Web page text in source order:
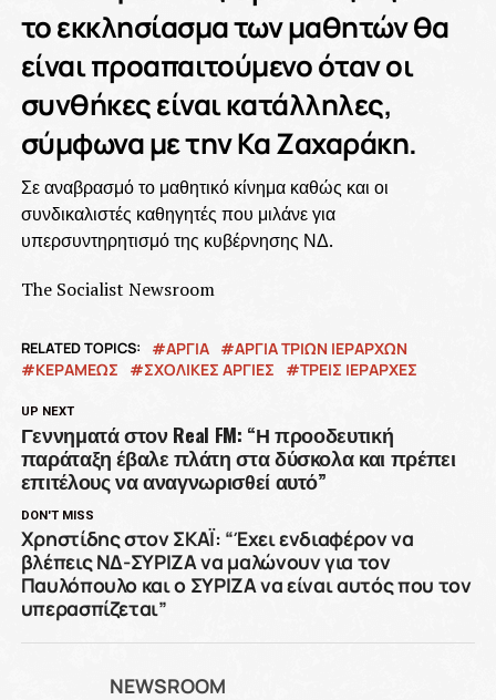
το εκκλησίασμα των μαθητών θα
είναι προαπαιτούμενο όταν οι
συνθήκες είναι κατάλληλες,
σύμφωνα με την Κα Ζαχαράκη.
Σε αναβρασμό το μαθητικό κίνημα καθώς και οι
συνδικαλιστές καθηγητές που μιλάνε για
υπερσυντηρητισμό της κυβέρνησης ΝΔ.
The Socialist Newsroom
RELATED TOPICS: ΑΡΓΙΑ
ΑΡΓΙΑ ΤΡΙΩΝ ΙΕΡΑΡΧΩΝ
ΚΕΡΑΜΕΩΣ
ΣΧΟΛΙΚΕΣ ΑΡΓΙΕΣ ΤΡΕΙΣ ΙΕΡΑΡΧΕΣ
UP NEXT
Γεννηματά στον Real FM: “Η προοδευτική
παράταξη έβαλε πλάτη στα δύσκολα και πρέπει
επιτέλους να αναγνωρισθεί αυτό”
DON'T MISS
Χρηστίδης στον ΣΚΑΪ: “Έχει ενδιαφέρον να
βλέπεις ΝΔ-ΣΥΡΙΖΑ να μαλώνουν για τον
Παυλόπουλο και ο ΣΥΡΙΖΑ να είναι αυτός που τον
υπερασπίζεται”
NEWSROOM